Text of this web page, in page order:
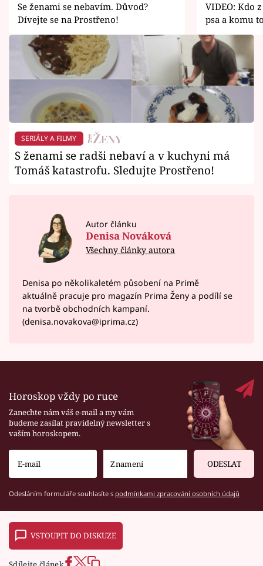
Se ženami se nebavím. Důvod?
Dívejte se na Prostřeno!
VIDEO: Kdo
psa a komu
SERIÁLY A FILMY
S ženami se radši nebaví a v kuchyni má
Tomáš katastrofu. Sledujte Prostřeno!
Autor článku
Denisa Nováková
Všechny články autora
Denisa po několikaletém působení na Primě
aktuálně pracuje pro magazín Prima Ženy a podílí se
na tvorbě obchodních kampaní.
(denisa.novakova@iprima.cz)
Horoskop vždy po ruce
Zanechte nám váš e-mail a my vám
budeme zasílat pravidelný newsletter s
vaším horoskopem.
ODESLAT
Odesláním formuláře souhlasíte s podmínkami zpracování osobních údajů
VSTOUPIT DO DISKUZE